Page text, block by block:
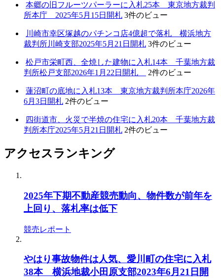
本郷の旧フルーツパーラーに入札25本 東京地方裁判
所本庁 2025年5月15日開札 3件のビュー
川崎市幸区塚越のパチンコ店4億超で落札 横浜地方
裁判所川崎支部2025年5月21日開札 3件のビュー
松戸市栄町西、全焼した建物に入札14本 千葉地方裁
判所松戸支部2026年1月22日開札
2件のビュー
蓮沼町の底地に入札13本 東京地方裁判所本庁2026年
6月3日開札 2件のビュー
四街道市、火災で半焼の住宅に入札20本 千葉地方裁
判所本庁2025年5月21日開札 2件のビュー
アクセスランキング
2025年下期不動産競売動向、物件数が前年を
上回り、落札率は低下
競売レポート
やはり事故物件は人気、愛川町の住宅に入札
38本 横浜地裁小田原支部2023年6月21日開